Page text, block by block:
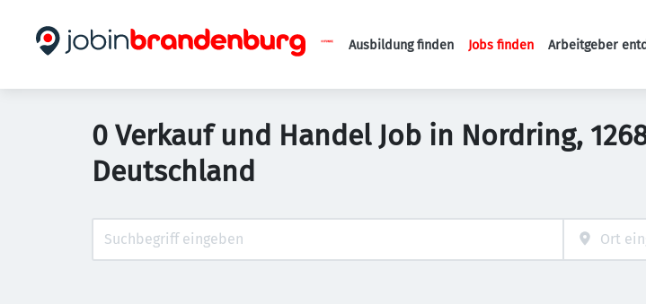
Haupt-
Ausbildung finden Jobs finden Arbeitgeber
0 Verkauf und Handel Job in Nordring,
Deutschland